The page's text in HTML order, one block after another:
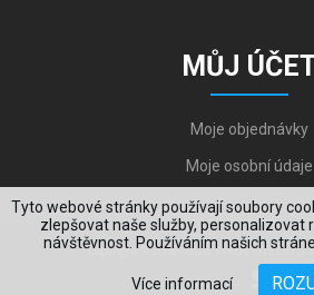
Tyto webové stránky používají soubory
zlepšovat naše služby, personalizovat
návštěvnost. Používáním našich
Více informací
MŮJ
Moje objednávky
Moje osobní údaje
Copyright © 2006-2026, VYKOV STEEL s.r.o.
Created by